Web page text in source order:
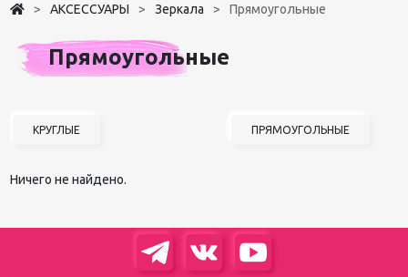
Акции
АКСЕССУАРЫ Зеркала Прямоугольные
Прямоугольные
КРУГЛЫЕ ПРЯМОУГОЛЬНЫЕ
Ничего не найдено.